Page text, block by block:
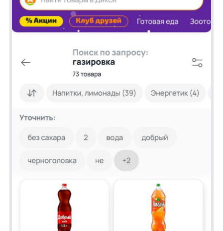
Теперь поиск точно понимает, что клиент
ищет филе, и приоритизирует его в выдаче.